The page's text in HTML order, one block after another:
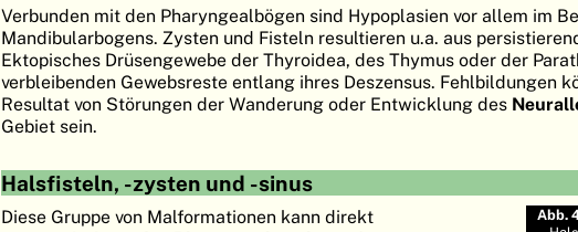
Verbunden mit den Pharyngealbögen sind Hypoplasien vor allem im
Mandibularbogens. Zysten und Fisteln resultieren u.a. aus
Ektopisches Drüsengewebe der Thyroidea, des Thymus oder der
verbleibenden Gewebsreste entlang ihres Deszensus. Fehlbildungen
Resultat von Störungen der Wanderung oder Entwicklung des
Gebiet sein.
Halsfisteln, -zysten und -sinus
Diese Gruppe von Malformationen kann direkt
Abb.